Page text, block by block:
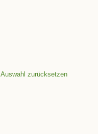
Auswahl zurücksetzen